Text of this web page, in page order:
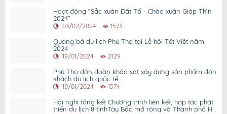
Hoạt động “Sắc xuân Đất Tổ - Chào xuân Giáp Thìn
2024”
03/02/2024 1573
Quảng bá du lịch Phú Thọ tại Lễ hội Tết Việt năm
2024
19/01/2024 2129
Phú Thọ đón đoàn khảo sát xây dựng sản phẩm đón
khách du lịch quốc tế
10/01/2024 1574
Hội nghị tổng kết Chương trình liên kết, hợp tác phát
triển du lịch 8 tỉnhTây Bắc mở rộng và Thành phố Hồ